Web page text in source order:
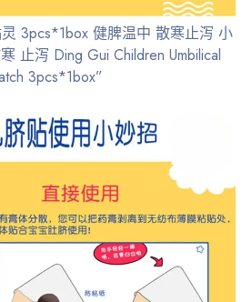
3pcs*1box 健脾温中 散寒止泻 小
止泻 Ding Gui Children Umbilical
3pcs*1box”